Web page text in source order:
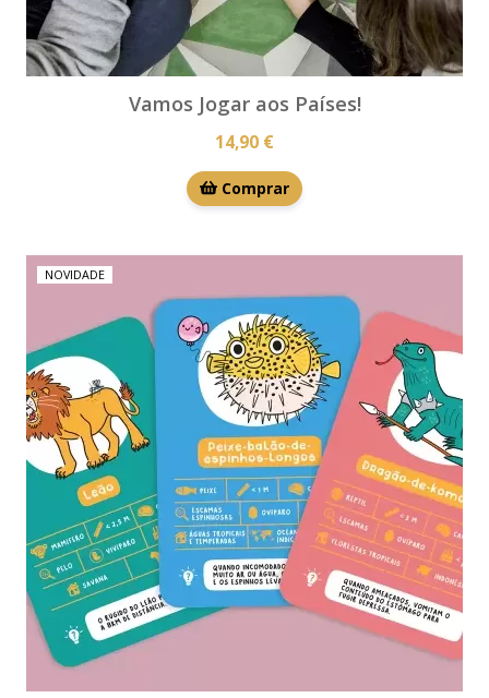
Vamos Jogar aos Países!
14,90 €
Comprar
NOVIDADE